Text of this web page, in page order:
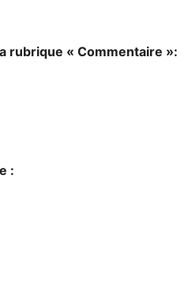
rubrique « Commentaire »:
: